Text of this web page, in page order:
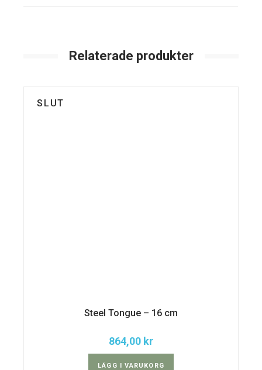
Relaterade produkter
SLUT
Steel Tongue – 16 cm
864,00 kr
LÄGG I VARUKORG